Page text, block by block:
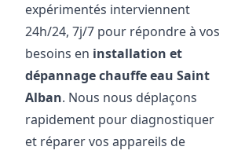
expérimentés interviennent
24h/24, 7j/7 pour répondre à vos
besoins en installation et
dépannage chauffe eau Saint
Alban. Nous nous déplaçons
rapidement pour diagnostiquer
et réparer vos appareils de